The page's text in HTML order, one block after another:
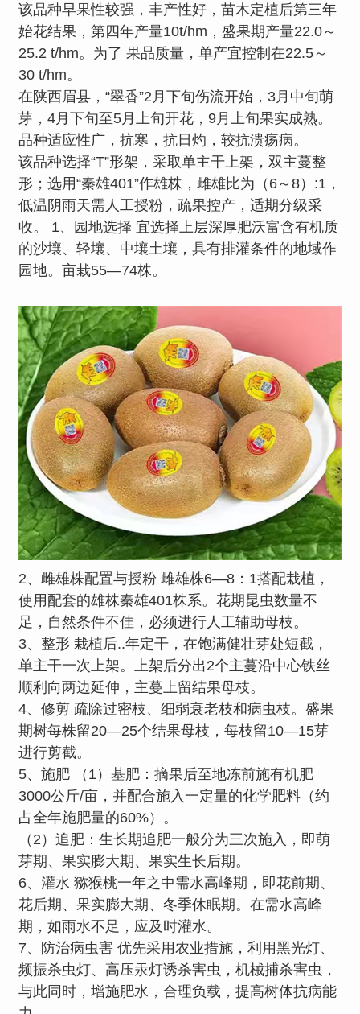
该品种早果性较强，丰产性好，苗木定植后第三年
始花结果，第四年产量10t/hm，盛果期产量22.0～
25.2 t/hm。为了 果品质量，单产宜控制在22.5～
30 t/hm。
在陕西眉县，“翠香”2月下旬伤流开始，3月中旬萌
芽，4月下旬至5月上旬开花，9月上旬果实成熟。
品种适应性广，抗寒，抗日灼，较抗溃疡病。
该品种选择“T”形架，采取单主干上架，双主蔓整
形；选用“秦雄401”作雄株，雌雄比为（6～8）:1，
低温阴雨天需人工授粉，疏果控产，适期分级采
收。 1、园地选择 宜选择上层深厚肥沃富含有机质
的沙壤、轻壤、中壤土壤，具有排灌条件的地域作
园地。亩栽55—74株。
2、雌雄株配置与授粉 雌雄株6—8：1搭配栽植，
使用配套的雄株秦雄401株系。花期昆虫数量不
足，自然条件不佳，必须进行人工辅助母枝。
3、整形 栽植后..年定干，在饱满健壮芽处短截，
单主干一次上架。上架后分出2个主蔓沿中心铁丝
顺利向两边延伸，主蔓上留结果母枝。
4、修剪 疏除过密枝、细弱衰老枝和病虫枝。盛果
期树每株留20—25个结果母枝，每枝留10—15芽
进行剪截。
5、施肥 （1）基肥：摘果后至地冻前施有机肥
3000公斤/亩，并配合施入一定量的化学肥料（约
占全年施肥量的60%）。
（2）追肥：生长期追肥一般分为三次施入，即萌
芽期、果实膨大期、果实生长后期。
6、灌水 猕猴桃一年之中需水高峰期，即花前期、
花后期、果实膨大期、冬季休眠期。在需水高峰
期，如雨水不足，应及时灌水。
7、防治病虫害 优先采用农业措施，利用黑光灯、
频振杀虫灯、高压汞灯诱杀害虫，机械捕杀害虫，
与此同时，增施肥水，合理负载，提高树体抗病能